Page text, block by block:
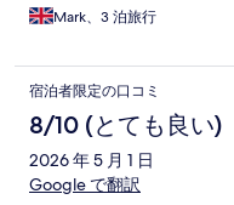
Mark、3 泊旅行
宿泊者限定の口コミ
8/10 (とても良い)
2026 年 5 月 1 日
Google で翻訳